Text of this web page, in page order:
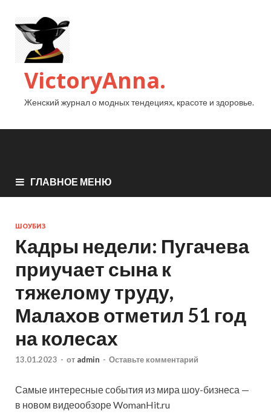
VictoryAnna.
Женский журнал о модных тендециях, красоте и здоровье.
ГЛАВНОЕ МЕНЮ
ШОУБИЗ
Кадры недели: Пугачева
приучает сына к
тяжелому труду,
Малахов отметил 51 год
на колесах
13.01.2023 - от admin - Оставьте комментарий
Самые интересные события из мира шоу-бизнеса —
в новом видеообзоре WomanHit.ru